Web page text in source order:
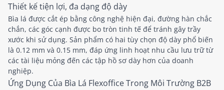
Thiết kế tiện lợi, đa dạng độ dày
Bìa lá được cắt ép bằng công nghệ hiện đại, đường hàn chắc
chắn, các góc cạnh được bo tròn tinh tế để tránh gây trầy
xước khi sử dụng. Sản phẩm có hai tùy chọn độ dày phổ biến
là 0.12 mm và 0.15 mm, đáp ứng linh hoạt nhu cầu lưu trữ từ
các tài liệu mỏng đến các tập hồ sơ dày hơn của doanh
nghiệp.
Ứng Dụng Của Bìa Lá Flexoffice Trong Môi Trường B2B